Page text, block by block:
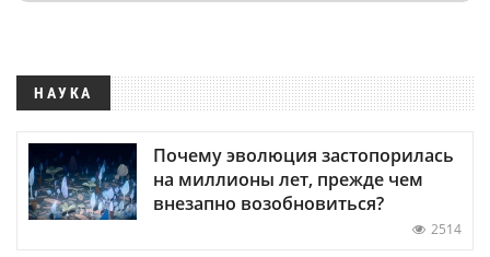
НАУКА
Почему эволюция застопорилась
на миллионы лет, прежде чем
внезапно возобновиться?
2514